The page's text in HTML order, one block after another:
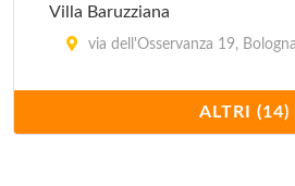
Villa Baruzziana
via dell'Osservanza 19, Bologna
via Bellombra 24, Bologna
ALTRI (14)